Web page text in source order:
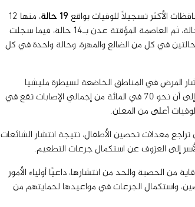
الأكثر تسجيلًا للوفيات بواقع19 حالة
، منها 12
حالة في الوادي و7 في الساحل، تلتها محافظة تعز بـ18 حالة، ثم العاصمة المؤقتة عدن بـ14 حالة، فيما سجلت
11 وفاة لكل منهما، ومأرب 8 حالات، وحالتين في كل من الضالع والمهرة، وحالة واحدة في كل
المرض في المناطق الخاضعة لسيطرة مليشيا
تشير إلى أن نحو 70 في المائة من إجمالي الإصابات تقع في
أعلى من المعلن.
تراجع معدلات تحصين الأطفال، نتيجة انتشار الشائعات
إلى العزوف عن استكمال جرعات التطعيم.
من الحصبة والحد من انتشارها، داعيًا أولياء الأمور
واستكمال الجرعات في مواعيدها لحمايتهم من